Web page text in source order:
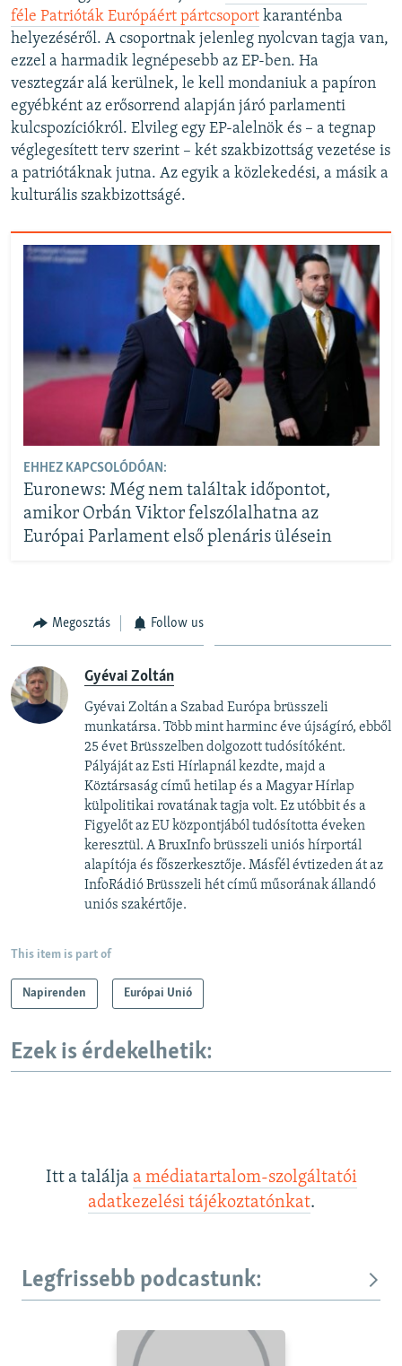
féle Patrióták Európáért pártcsoport karanténba
helyezéséről. A csoportnak jelenleg nyolcvan tagja van,
ezzel a harmadik legnépesebb az EP-ben. Ha
vesztegzár alá kerülnek, le kell mondaniuk a papíron
egyébként az erősorrend alapján járó parlamenti
kulcspozíciókról. Elvileg egy EP-alelnök és – a tegnap
véglegesített terv szerint – két szakbizottság vezetése is
a patriótáknak jutna. Az egyik a közlekedési, a másik a
kulturális szakbizottságé.
EHHEZ KAPCSOLÓDÓAN:
Euronews: Még nem találtak időpontot,
amikor Orbán Viktor felszólalhatna az
Európai Parlament első plenáris ülésein
Megosztás Follow us
Gyévai Zoltán
Gyévai Zoltán a Szabad Európa brüsszeli
munkatársa. Több mint harminc éve újságíró, ebből
25 évet Brüsszelben dolgozott tudósítóként.
Pályáját az Esti Hírlapnál kezdte, majd a
Köztársaság című hetilap és a Magyar Hírlap
külpolitikai rovatának tagja volt. Ez utóbbit és a
Figyelőt az EU központjából tudósította éveken
keresztül. A BruxInfo brüsszeli uniós hírportál
alapítója és főszerkesztője. Másfél évtizeden át az
InfoRádió Brüsszeli hét című műsorának állandó
uniós szakértője.
This item is part of
Napirenden Európai Unió
Ezek is érdekelhetik:
Itt a találja a médiatartalom-szolgáltatói
adatkezelési tájékoztatónkat.
Legfrissebb podcastunk: